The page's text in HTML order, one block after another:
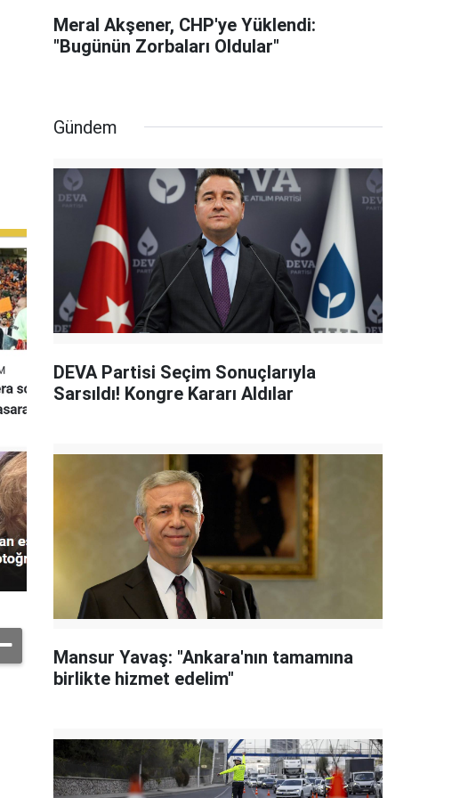
Meral Akşener, CHP'ye Yüklendi:
"Bugünün Zorbaları Oldular"
Gündem
DEVA Partisi Seçim Sonuçlarıyla
Sarsıldı! Kongre Kararı Aldılar
Mansur Yavaş: "Ankara'nın tamamına
birlikte hizmet edelim"